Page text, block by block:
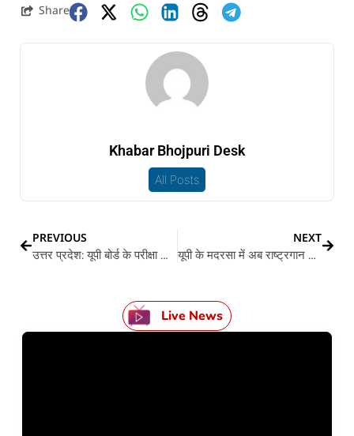
Share
Khabar Bhojpuri Desk
All Posts
PREVIOUS
उत्तर प्रदेश: यूपी बोर्ड के परीक्षा आज से, 51 लाख से बेसी परीक्षार्थी दी लो परीक्षा
NEXT
यूपी के मदरसा में अब राष्ट्रगान जरुरी
Live News